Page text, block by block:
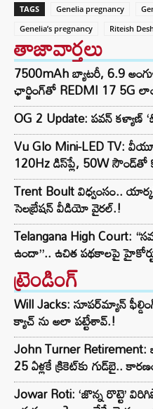
TAGS Genelia pregnancy
Genelia’s pregnancy
Riteish
తాజావార్తలు
7500mAh బ్యాటరీ, 6.9
ఛార్జింగ్‌తో REDMI 17 5G
OG 2 Update: పవన్ కళ్యాణ్
Vu Glo Mini-LED TV:
120Hz డిస్‌ప్లే, 50W సౌండ్‌తో
Trent Boult విధ్వంసం..
సెలబ్రేషన్ వీడియో వైరల్.!
Telangana High Court:
ఉందా”.. ఉచిత పథకాలపై
ట్రెండింగ్‌
Will Jacks: సూపర్‌మ్యాన్
క్యాచ్ ను అలా పట్టేశావ్.!
John Turner Retirement:
25 ఏళ్లకే క్రికెట్‌కు గుడ్‌బై..
Jowar Roti: ‘జొన్న రొట్టె’